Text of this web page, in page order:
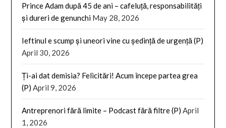
Prince Adam după 45 de ani – cafeluță, responsabilități
și dureri de genunchi May 28, 2026
Ieftinul e scump și uneori vine cu ședință de urgență (P)
April 30, 2026
Ți-ai dat demisia? Felicitări! Acum începe partea grea
(P) April 9, 2026
Antreprenori fără limite – Podcast fără filtre (P) April
1, 2026